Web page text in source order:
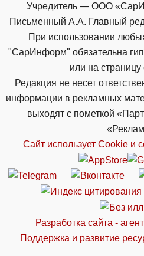
Учредитель — ООО
Письменный А.А. Главный
При использовании
"СарИнформ" обязательна
или на страницу
Редакция не несет
информации в рекламных
выходят с пометкой
Сайт использует Cookie и
Разработка сайта -
Поддержка и развитие